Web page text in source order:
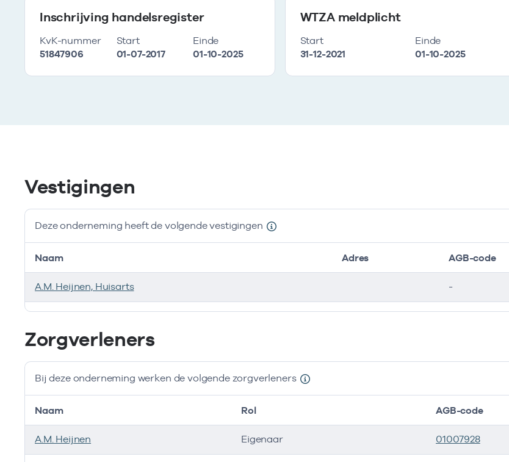
Inschrijving handelsregister
KvK-nummer
51847906
Start
01-07-2017
Einde
01-10-2025
WTZA meldplicht
Start
31-12-2021
Einde
01-10-2025
Vestigingen
Deze onderneming heeft de volgende vestigingen
Deze onderneming heeft de volgende vestigingen
Naam Adres AGB-code
A.M. Heijnen, Huisarts -
Zorgverleners
Bij deze onderneming werken de volgende zorgverleners
Naam Rol AGB-code
A.M. Heijnen Eigenaar 01007928